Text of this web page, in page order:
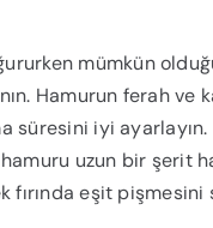
mümkün
Hamurun ferah ve
süresini iyi ayarlayın.
uzun bir şerit
fırında eşit pişmesini